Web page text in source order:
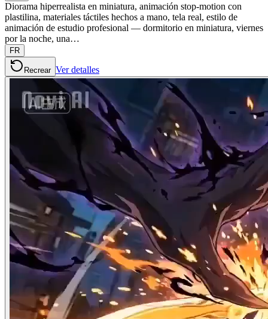
Diorama hiperrealista en miniatura, animación stop-motion con
plastilina, materiales táctiles hechos a mano, tela real, estilo de
animación de estudio profesional — dormitorio en miniatura, viernes
por la noche, una…
FR
Recrear Ver detalles